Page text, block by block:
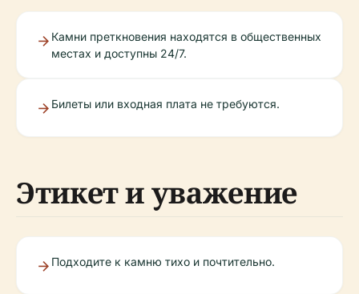
Камни преткновения находятся в общественных
местах и доступны 24/7.
Билеты или входная плата не требуются.
Этикет и уважение
Подходите к камню тихо и почтительно.